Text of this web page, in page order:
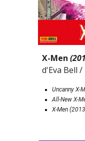
X-Men
d'Eva Bell
Uncanny X-
All-New X-
X-Men